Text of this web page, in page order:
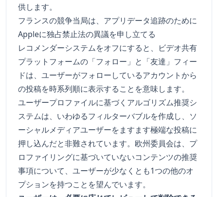
供します。
フランスの競争当局は、アプリデータ追跡のために
Appleに独占禁止法の異議を申し立てる
レコメンダーシステムをオフにすると、ビデオ共有
プラットフォームの「フォロー」と「友達」フィー
ドは、ユーザーがフォローしているアカウントから
の投稿を時系列順に表示することを意味します。
ユーザープロファイルに基づくアルゴリズム推奨シ
ステムは、いわゆるフィルターバブルを作成し、ソ
ーシャルメディアユーザーをますます極端な投稿に
押し込んだと非難されています。欧州委員会は、プ
ロファイリングに基づいていないコンテンツの推奨
事項について、ユーザーが少なくとも1つの他のオ
プションを持つことを望んでいます。